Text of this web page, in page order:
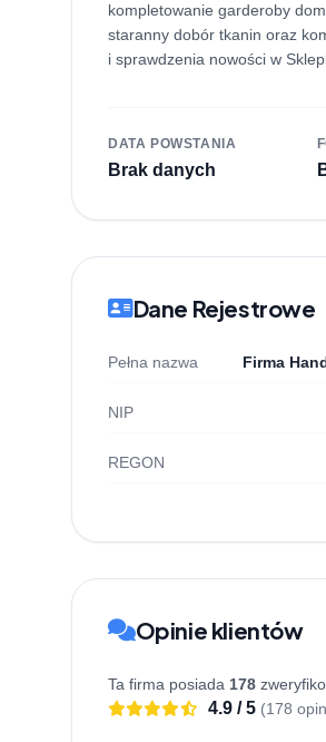
kompletowanie garderoby
staranny dobór tkanin oraz
i sprawdzenia nowości w
DATA POWSTANIA
Brak danych
Dane Rejestrowe
Pełna nazwa Firma
NIP
REGON
Opinie klientów
Ta firma posiada 178
4.9 / 5 (178